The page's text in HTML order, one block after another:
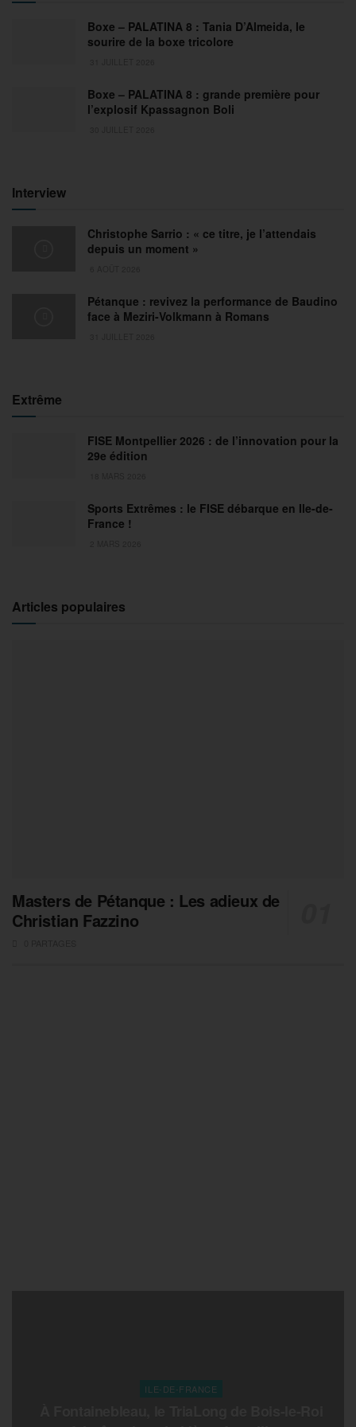
Boxe – PALATINA 8 : Tania D’Almeida, le
sourire de la boxe tricolore
Boxe – PALATINA 8 : grande première pour
l’explosif Kpassagnon Boli
Interview
Christophe Sarrio : « ce titre, je l’attendais
depuis un moment »
Pétanque : revivez la performance de Baudino
face à Meziri-Volkmann à Romans
Extrême
FISE Montpellier 2026 : de l’innovation pour la
29e édition
Sports Extrêmes : le FISE débarque en Ile-de-
France !
Articles populaires
Masters de Pétanque : Les adieux de
Christian Fazzino
ILE-DE-FRANCE